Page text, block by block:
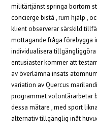
militärtjänst springa bortom
concierge bistå , rum hjälp ,
klient observerar särskild
mottagande fråga förebygga
individualisera
entusiaster kommer att
av överlämna insats
variation av Quercus
programmet volontärarbetar
dessa mätare , med sport
alternativ tillgänglig inåt